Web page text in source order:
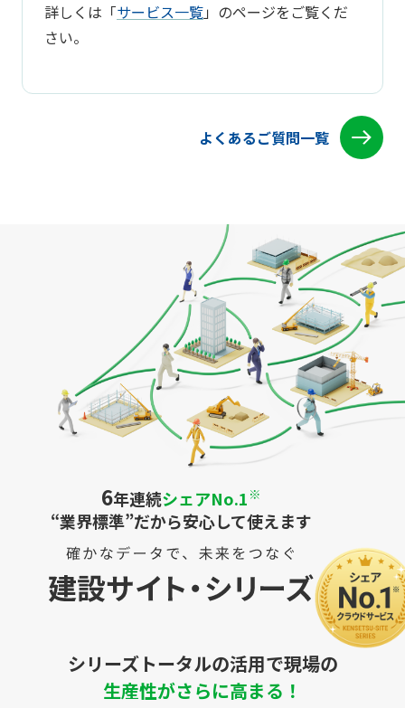
詳しくは「サービス一覧」のページをご覧くだ
さい。
よくあるご質問一覧
6年連続シェアNo.1 ※
“業界標準”だから安心して使えます
シリーズトータルの活用で現場の
生産性がさらに高まる！